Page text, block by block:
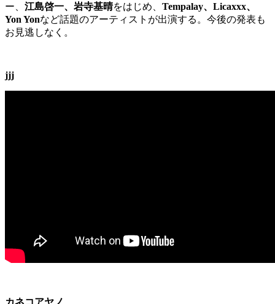
ー、 江島啓一、岩寺基晴をはじめ、 Tempalay、Licaxxx、
Yon Yonなど話題のアーティストが出演する。今後の発表も
お見逃しなく。
jjj